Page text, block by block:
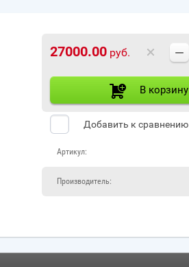
27000.00 руб. −
В корзину
Добавить к сравнению
Артикул:
Производитель: